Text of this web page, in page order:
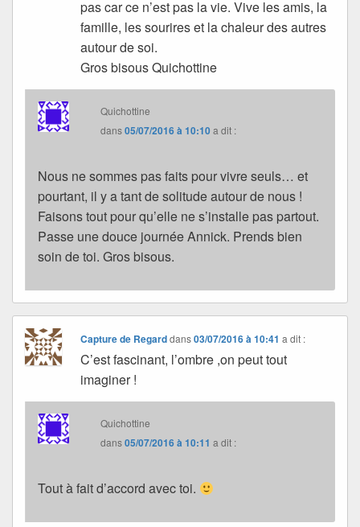
pas car ce n’est pas la vie. Vive les amis, la
famille, les sourires et la chaleur des autres
autour de soi.
Gros bisous Quichottine
Quichottine
dans05/07/2016 à 10:10a dit :
Nous ne sommes pas faits pour vivre seuls… et
pourtant, il y a tant de solitude autour de nous !
Faisons tout pour qu’elle ne s’installe pas partout.
Passe une douce journée Annick. Prends bien
soin de toi. Gros bisous.
Capture de Regarddans03/07/2016 à 10:41 a dit :
C’est fascinant, l’ombre ,on peut tout
imaginer !
Quichottine
dans05/07/2016 à 10:11 a dit :
Tout à fait d’accord avec toi.